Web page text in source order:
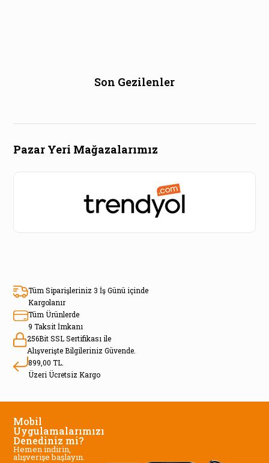
Son Gezilenler
Pazar Yeri Mağazalarımız
Tüm Siparişleriniz 3 İş Günü içinde
Kargolanır
Tüm Ürünlerde
9 Taksit İmkanı
256Bit SSL Sertifikası ile
Alışverişte Bilgileriniz Güvende.
899,00 TL.
Üzeri Ücretsiz Kargo
Mobil
Uygulamalarımızı
Denediniz mi?
Hemen indirin,
alışverişe başlayın.